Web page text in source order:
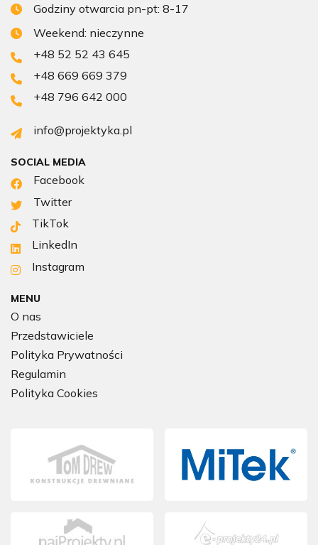
Godziny otwarcia pn-pt: 8-17
Weekend: nieczynne
+48 52 52 43 645
+48 669 669 379
+48 796 642 000
info@projektyka.pl
SOCIAL MEDIA
Facebook
Twitter
TikTok
LinkedIn
Instagram
MENU
O nas
Przedstawiciele
Polityka Prywatności
Regulamin
Polityka Cookies